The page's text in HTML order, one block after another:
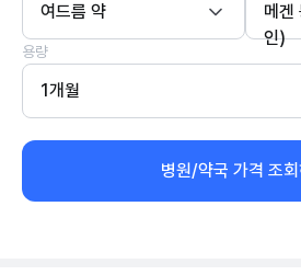
여드름 약
메겐
인)
용량
1개월
병원/약국 가격 조회